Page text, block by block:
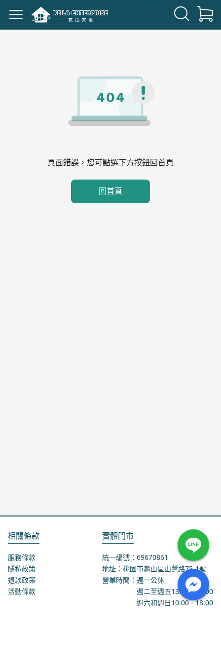
頁面錯誤，您可點選下方按鈕回首頁
回首頁
相關條款
服務條款
隱私政策
退款政策
活動條款
實體門市
統一編號：69670861
地址：桃園市龜山區山鶯路75-1號
營業時間：週一公休
週二至週五13:00 - 18:00
週六和週日10:00 - 18:00